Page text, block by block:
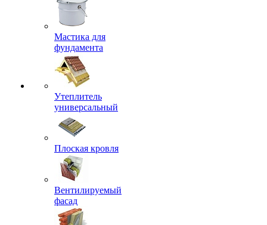
Мастика для
фундамента
Утеплитель
универсальный
Плоская кровля
Вентилируемый
фасад